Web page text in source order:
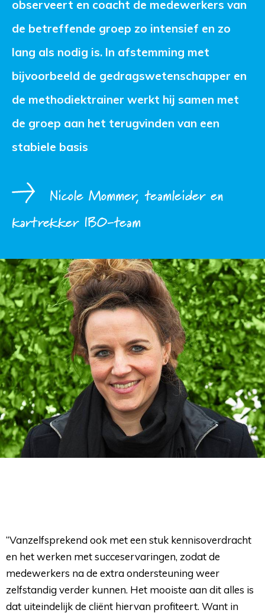
observeert en coacht de medewerkers van
de betreffende groep zo intensief en zo
lang als nodig is. In afstemming met
bijvoorbeeld de gedragswetenschapper en
de methodiektrainer werkt hij samen met
de groep aan het terugvinden van een
stabiele basis
Nicole Mommer, teamleider en
kartrekker IBO-team
“Vanzelfsprekend ook met een stuk kennisoverdracht
en het werken met succeservaringen, zodat de
medewerkers na de extra ondersteuning weer
zelfstandig verder kunnen. Het mooiste aan dit alles is
dat uiteindelijk de cliënt hiervan profiteert. Want in